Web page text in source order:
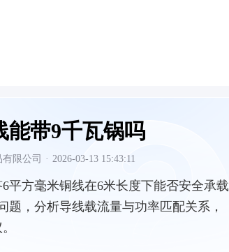
能带9千瓦锅吗
限公司 · 2026-03-13 15:43:11
平方毫米铜线在6米长度下能否安全承载
题，分析导线载流量与功率匹配关系，